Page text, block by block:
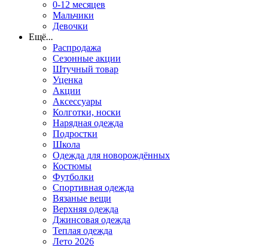
0-12 месяцев
Мальчики
Девочки
Ещё...
Распродажа
Сезонные акции
Штучный товар
Уценка
Акции
Аксессуары
Колготки, носки
Нарядная одежда
Подростки
Школа
Одежда для новорождённых
Костюмы
Футболки
Спортивная одежда
Вязаные вещи
Верхняя одежда
Джинсовая одежда
Теплая одежда
Лето 2026